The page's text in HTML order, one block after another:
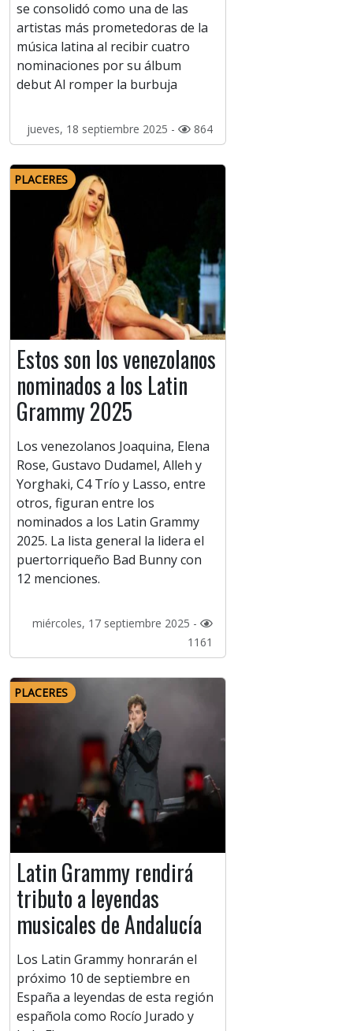
se consolidó como una de las
artistas más prometedoras de la
música latina al recibir cuatro
nominaciones por su álbum
debut Al romper la burbuja
jueves, 18 septiembre 2025 - 864
PLACERES
Estos son los venezolanos
nominados a los Latin
Grammy 2025
Los venezolanos Joaquina, Elena
Rose, Gustavo Dudamel, Alleh y
Yorghaki, C4 Trío y Lasso, entre
otros, figuran entre los
nominados a los Latin Grammy
2025. La lista general la lidera el
puertorriqueño Bad Bunny con
12 menciones.
miércoles, 17 septiembre 2025 -
1161
PLACERES
Latin Grammy rendirá
tributo a leyendas
musicales de Andalucía
Los Latin Grammy honrarán el
próximo 10 de septiembre en
España a leyendas de esta región
española como Rocío Jurado y